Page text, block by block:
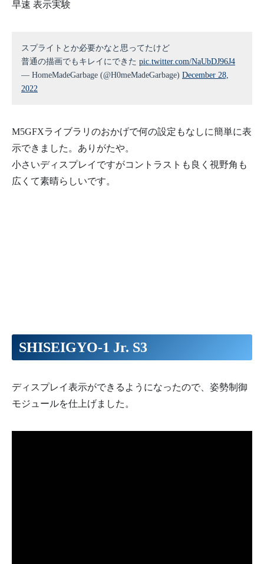
早速 表示実験
スプライトとか必要かなと思ってたけど
普通の描画でもキレイにできた pic.twitter.com/NaUbDJ96J4
— HomeMadeGarbage (@H0meMadeGarbage) December 28,
2022
M5GFXライブラリのおかげで何の設定もなしに簡単に表
示できました。ありがたや。
小さいディスプレイですがコントラストも良く視野角も
広くて素晴らしいです。
SHISEIGYO-1 Jr. S3
ディスプレイ表示ができるようになったので、姿勢制御
モジュールを仕上げました。